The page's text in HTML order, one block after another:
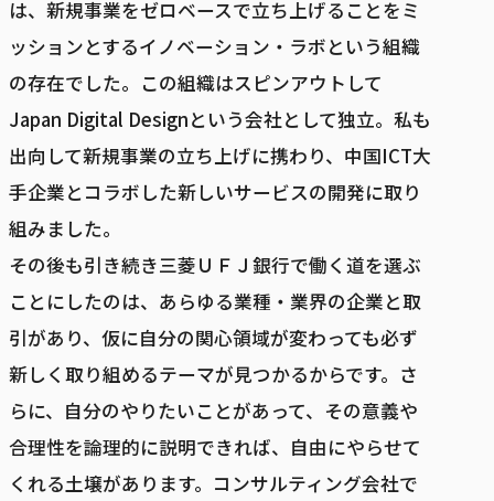
は、新規事業をゼロベースで立ち上げることをミ
ッションとするイノベーション・ラボという組織
の存在でした。この組織はスピンアウトして
Japan Digital Designという会社として独立。私も
出向して新規事業の立ち上げに携わり、中国ICT大
手企業とコラボした新しいサービスの開発に取り
組みました。
その後も引き続き三菱ＵＦＪ銀行で働く道を選ぶ
ことにしたのは、あらゆる業種・業界の企業と取
引があり、仮に自分の関心領域が変わっても必ず
新しく取り組めるテーマが見つかるからです。さ
らに、自分のやりたいことがあって、その意義や
合理性を論理的に説明できれば、自由にやらせて
くれる土壌があります。コンサルティング会社で